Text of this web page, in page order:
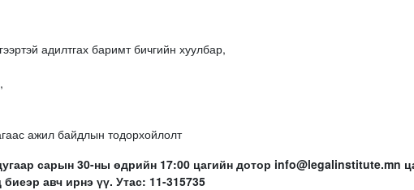
адилтгах баримт бичгийн хуулбар,
ажил байдлын тодорхойлолт
сарын 30-ны өдрийн 17:00 цагийн дотор info@legalinstitute.mn
авч ирнэ үү. Утас: 11-315735